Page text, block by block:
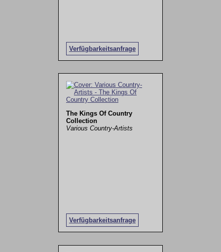
Verfügbarkeitsanfrage
The Kings Of Country
Collection
Various Country-Artists
Verfügbarkeitsanfrage